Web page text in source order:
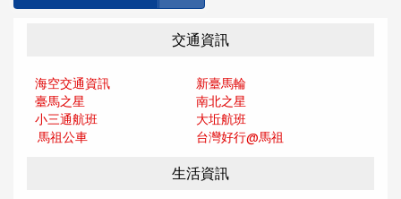
交通資訊
海空交通資訊
新臺馬輪
臺馬之星
南北之星
小三通航班
大坵航班
馬祖公車
台灣好行@馬祖
生活資訊